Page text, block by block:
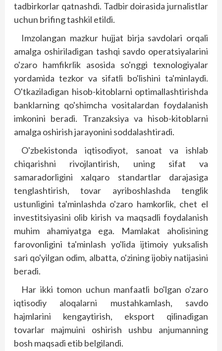
tadbirkorlar qatnashdi. Tadbir doirasida jurnalistlar
uchun brifing tashkil etildi.
Imzolangan mazkur hujjat birja savdolari orqali
amalga oshiriladigan tashqi savdo operatsiyalarini
o'zaro hamfikrlik asosida so'nggi texnologiyalar
yordamida tezkor va sifatli bo'lishini ta'minlaydi.
O'tkaziladigan hisob-kitoblarni optimallashtirishda
banklarning qo'shimcha vositalardan foydalanish
imkonini beradi. Tranz­aksiya va hisob-kitoblarni
amalga oshirish jarayonini soddalashtiradi.
O'zbekistonda iqtisodiyot, sanoat va ishlab
chiqarishni rivojlantirish, uning sifat va
samaradorligini xal­q­aro standartlar darajasiga
tenglashtirish, tovar ayriboshlashda tenglik
ustunligini ta'minlashda o'zaro hamkorlik, chet el
investitsiyasini olib kirish va maqsadli foydalanish
muhim ahamiyatga ega. Mamlakat aholisining
farovonligini ta'minlash yo'lida ijtimoiy yuksalish
sari qo'yilgan odim, albatta, o'zining ijobiy natijasini
beradi.
Har ikki tomon uchun manfaatli bo'lgan o'zaro
iqtisodiy aloqalarni mustahkamlash, savdo
hajmlarini kengaytirish, eksport qilinadigan
tovarlar majmuini oshirish ushbu anjumanning
bosh maqsadi etib belgilandi.